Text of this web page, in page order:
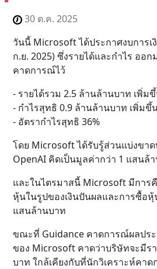
30 ต.ค. 2025
วันนี้ Microsoft ได้ประกาศงบการเ
ก.ย. 2025) ซึ่งรายได้และกำไร ออ
คาดการณ์ไว้
- รายได้รวม 2.5 ล้านล้านบาท เพิ่ม
- กำไรสุทธิ 0.9 ล้านล้านบาท เพิ่มขึ้
- อัตรากำไรสุทธิ 36%
โดย Microsoft ได้รับรู้ส่วนแบ่งขา
OpenAI คิดเป็นมูลค่ากว่า 1 แสนล้
และในไตรมาสนี้ Microsoft มีกา
หุ้นในรูปของเงินปันผลและการซื้อหุ้
แสนล้านบาท
ขณะที่ Guidance คาดการณ์ผลปร
ของ Microsoft คาดว่าบริษัทจะมีร
บาท ใกล้เคียงกับที่นักวิเคราะห์คา